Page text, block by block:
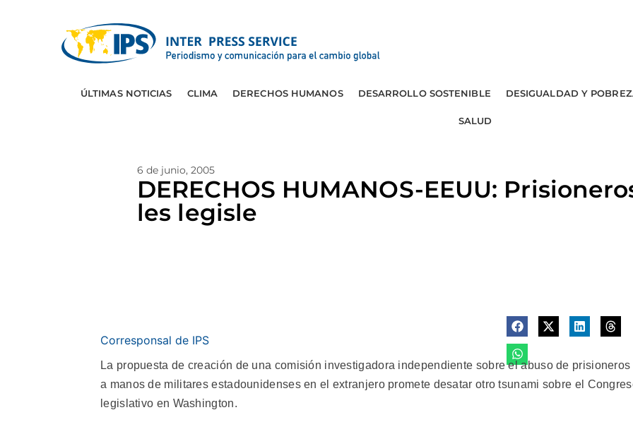
ÚLTIMAS NOTICIAS CLIMA DERECHOS HUMANOS DESARROLLO SOSTENIBLE DESIGUALDAD Y
SALUD
6 de junio, 2005
DERECHOS HUMANOS-EEUU:
les legisle
Corresponsal de IPS
La propuesta de creación de una comisión investigadora independiente sobre el abuso de prisioneros
a manos de militares estadounidenses en el extranjero promete desatar otro tsunami sobre el
legislativo en Washington.